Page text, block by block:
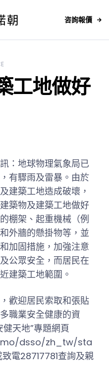
咨詢報價
工地做好
：地球物理氣象局已
有驟雨及雷暴。由於
建築工地造成破壞，
築物及建築工地做好
棚架、起重機械（例
外牆的懸掛物等，並
加固措施，加強注意
公眾安全，而居民在
建築工地範圍。
歡迎居民索取和張貼
職業安全健康的資
天地”專題網頁
dsso/zh_tw/sta
電28717781查詢及親